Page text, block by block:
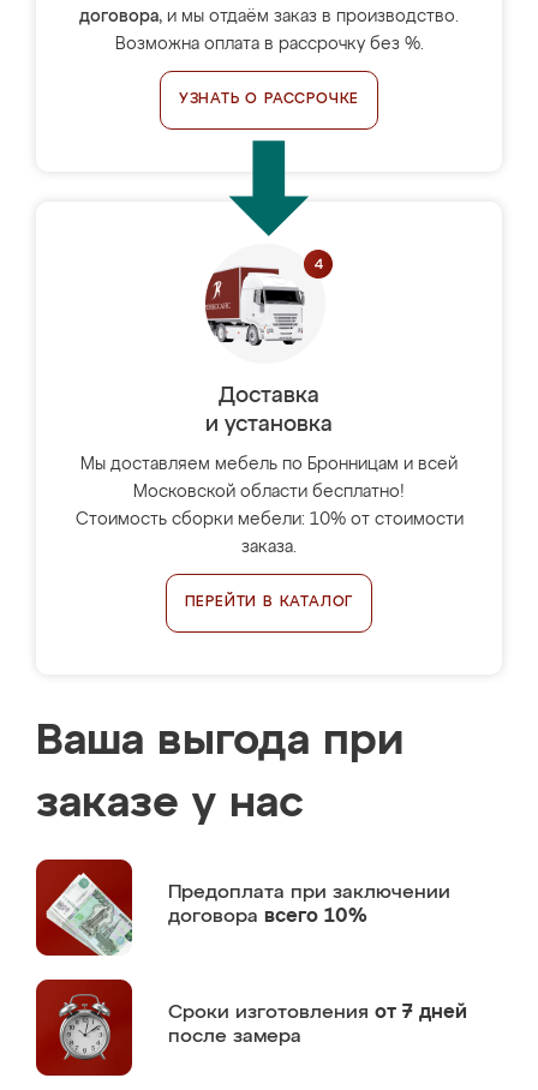
договора, и мы отдаём заказ в производство.
Возможна оплата в рассрочку без %.
УЗНАТЬ О РАССРОЧКЕ
Доставка
и установка
Мы доставляем мебель по Бронницам и всей
Московской области бесплатно!
Стоимость сборки мебели: 10% от стоимости
заказа.
ПЕРЕЙТИ В КАТАЛОГ
Ваша выгода при
заказе у нас
Предоплата при заключении
договора всего 10%
Сроки изготовления от 7 дней
после замера